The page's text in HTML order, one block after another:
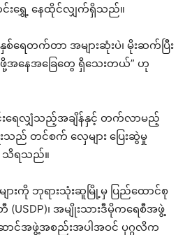
ာင်းရွှေ့ နေထိုင်လျှက်ရှိသည်။
စ်ရေတက်တာ အများဆုံးပဲ၊ မိုးဆက်ပြီး
အနေအခြေတွေ ရှိသေးတယ်” ဟု
င်းရေလျှံသည့်အချိန်နှင့် တက်လာမည့်
းသည် တင်စက် လှေများ ပြေးဆွဲမှု
း သိရသည်။
ားကို ဘုရားသုံးဆူမြို့မှ ပြည်ထောင်စု
တီ (USDP)၊ အမျိုးသားဒီမိုကရေစီအဖွဲ့
ောင်အဖွဲ့အစည်းအပါအဝင် ပုဂ္ဂလိက